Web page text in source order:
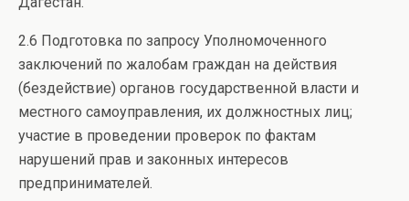
2.6 Подготовка по запросу Уполномоченного
заключений по жалобам граждан на действия
(бездействие) органов государственной власти и
местного самоуправления, их должностных лиц;
участие в проведении проверок по фактам
нарушений прав и законных интересов
предпринимателей.